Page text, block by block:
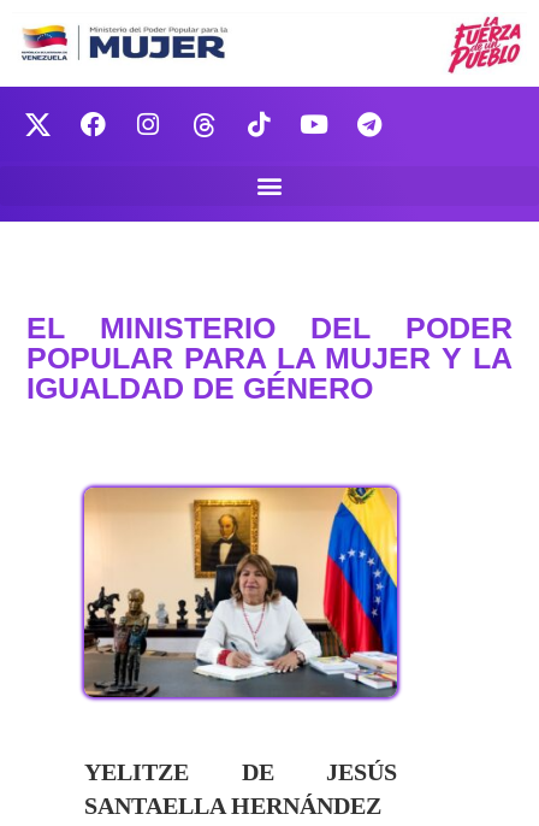
EL MINISTERIO DEL PODER
POPULAR PARA LA MUJER Y LA
IGUALDAD DE GÉNERO
YELITZE DE JESÚS
SANTAELLA HERNÁNDEZ